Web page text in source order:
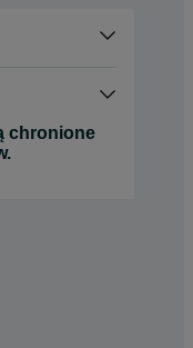
chronione